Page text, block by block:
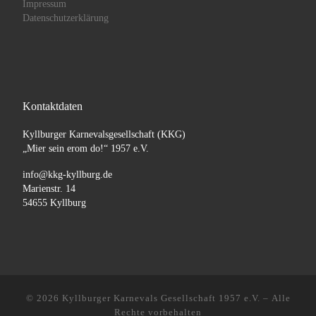
Impressum
Datenschutzerklärung
Kontaktdaten
Kyllburger Karnevalsgesellschaft (KKG)
„Mier sein erom do!“ 1957 e.V.
info@kkg-kyllburg.de
Marienstr. 14
54655 Kyllburg
© 2026 Kyllburger Karnevals Gesellschaft 1957 e.V. – Alle
Rechte vorbehalten